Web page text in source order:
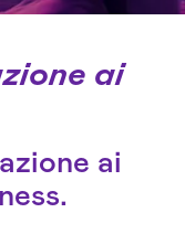
ai
ai